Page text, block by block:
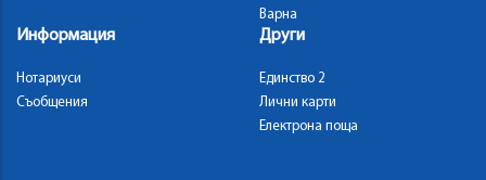
Варна
Информация
Нотариуси
Съобщения
Други
Единство 2
Лични карти
Електрона поща